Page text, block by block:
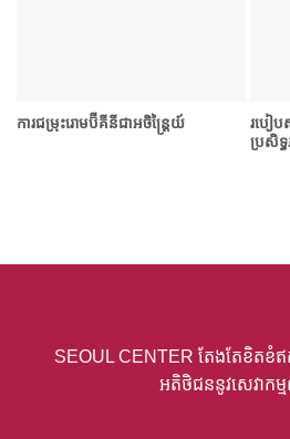
ការជម្រុះរោមប៊ីគីនីជាអចិន្ត្រៃយ៍
របៀប
ប្រសិទ្
SEOUL CENTER តែងតែខិត
អតិថិជននូវសេវាកម្